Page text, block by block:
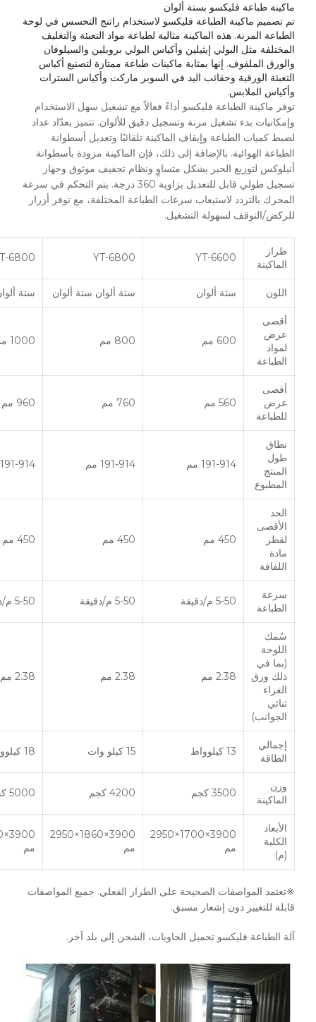
ماكينة طباعة فليكسو بستة ألوان
تم تصميم ماكينة الطباعة فليكسو لاستخدام راتنج التحسس في لوحة
الطباعة المرنة. هذه الماكينة مثالية لطباعة مواد التعبئة والتغليف
المختلفة مثل البولي إيثيلين وأكياس البولي بروبلين والسيلوفان
والورق الملفوف. إنها بمثابة ماكينات طباعة ممتازة لتصنيع أكياس
التعبئة الورقية وحقائب اليد في السوبر ماركت وأكياس السترات
وأكياس الملابس.
توفر ماكينة الطباعة فليكسو أداءً فعالاً مع تشغيل سهل الاستخدام
وإمكانيات بدء تشغيل مرنة وتسجيل دقيق للألوان. تتميز بعدّاد عداد
لضبط كميات الطباعة وإيقاف الماكينة تلقائيًا وتعديل أسطوانة
الطباعة الهوائية. بالإضافة إلى ذلك، فإن الماكينة مزودة بأسطوانة
أنيلوكس لتوزيع الحبر بشكل متساوٍ ونظام تجفيف موثوق وجهاز
تسجيل طولي قابل للتعديل بزاوية 360 درجة. يتم التحكم في سرعة
المحرك بالتردد لاستيعاب سرعات الطباعة المختلفة، مع توفر أزرار
للركض/التوقف لسهولة التشغيل.
طراز
الماكينة
YT-6600
YT-6800
6800
اللون ستة ألوان ستة ألوان ستة ألوان ستة
أقصى
عرض
لمواد
الطباعة
600 مم 800 مم 1000 مم
أقصى
عرض
للطباعة
560 مم 760 مم 960 مم
نطاق
طول
المنتج
المطبوع
191-914 مم 191-914 مم 191-914 مم
الحد
الأقصى
لقطر
مادة
اللفافة
450 مم 450 مم 450 مم
سرعة
الطباعة
5-50 م/دقيقة 5-50 م/دقيقة 5-50 م/دقيقة
سُمك
اللوحة
(بما في
ذلك ورق
الغراء
ثنائي
الجوانب)
2.38 مم 2.38 مم 2.38 مم
إجمالي
الطاقة
13 كيلوواط 15 كيلو وات 18 كيلوواط
وزن
الماكينة
3500 كجم 4200 كجم 5000 كجم
الأبعاد
الكلية
(م)
3900×1700×2950
مم
3900×1860×2950
مم
مم
※تعتمد المواصفات الصحيحة على الطراز الفعلي. جميع المواصفات
قابلة للتغيير دون إشعار مسبق.
آلة الطباعة فليكسو تحميل الحاويات، الشحن إلى بلد آخر.